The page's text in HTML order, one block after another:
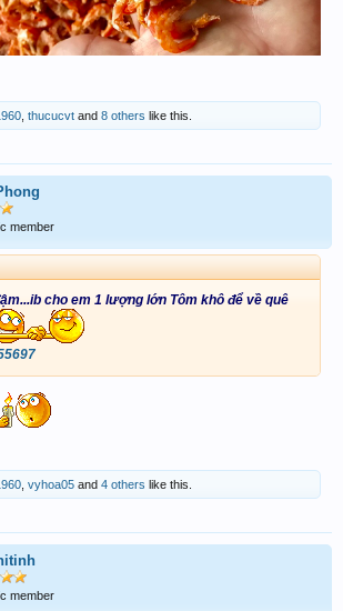
thucucvt and 8 others like this.
member
cho em 1 lượng lớn Tôm khô để về quê
vyhoa05 and 4 others like this.
member